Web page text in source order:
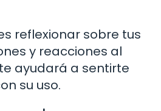
reflexionar sobre tus
y reacciones al
ayudará a sentirte
su uso.